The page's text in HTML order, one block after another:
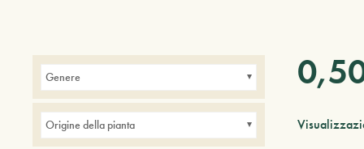
Genere
Origine della pianta